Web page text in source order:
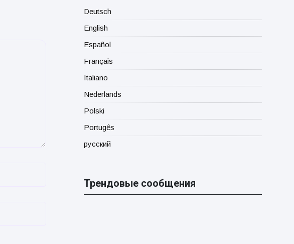
Deutsch
English
Español
Français
Italiano
Nederlands
Polski
Portugês
русский
Трендовые сообщения